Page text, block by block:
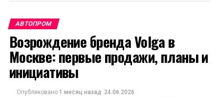
АВТОПРОМ
Возрождение бренда Volga в
Москве: первые продажи, планы и
инициативы
Опубликовано 1 месяц назад 24.06.2026